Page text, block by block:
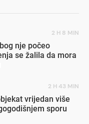
2 H 8 MIN
nje počeo
se žalila da mora
2 H 43 MIN
vrijedan više
sporu